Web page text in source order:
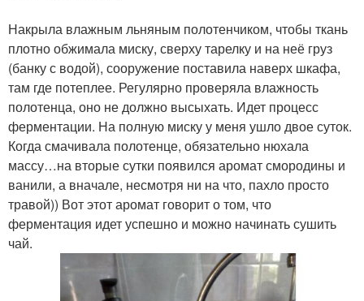
Накрыла влажным льняным полотенчиком, чтобы ткань
плотно обжимала миску, сверху тарелку и на неё груз
(банку с водой), сооружение поставила наверх шкафа,
там где потеплее. Регулярно проверяла влажность
полотенца, оно не должно высыхать. Идет процесс
ферментации. На полную миску у меня ушло двое суток.
Когда смачивала полотенце, обязательно нюхала
массу…на вторые сутки появился аромат смородины и
ванили, а вначале, несмотря ни на что, пахло просто
травой)) Вот этот аромат говорит о том, что
ферментация идет успешно и можно начинать сушить
чай.